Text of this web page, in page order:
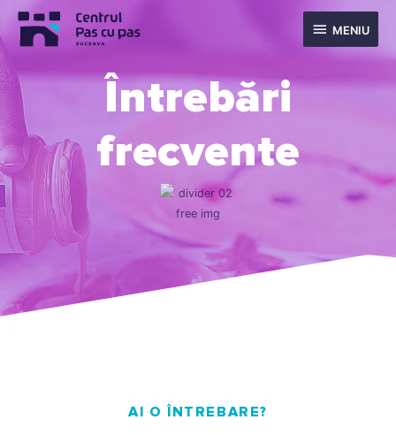
MENIU
Întrebări
frecvente
AI O ÎNTREBARE?